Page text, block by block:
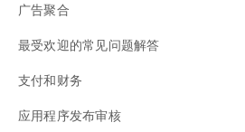
广告聚合
最受欢迎的常见问题解答
支付和财务
应用程序发布审核